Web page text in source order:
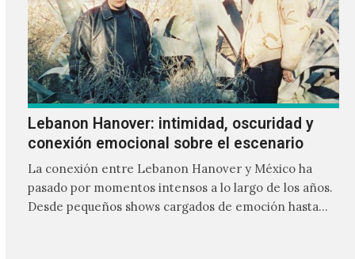
Lebanon Hanover: intimidad, oscuridad y
conexión emocional sobre el escenario
La conexión entre Lebanon Hanover y México ha
pasado por momentos intensos a lo largo de los años.
Desde pequeños shows cargados de emoción hasta